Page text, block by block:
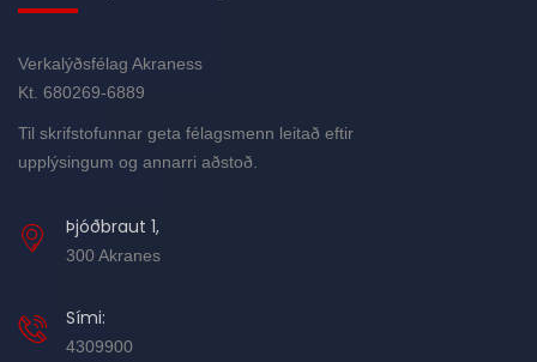
Verkalýðsfélag Akraness
Kt. 680269-6889
Til skrifstofunnar geta félagsmenn leitað eftir
upplýsingum og annarri aðstoð.
Þjóðbraut 1,
300 Akranes
Sími:
4309900